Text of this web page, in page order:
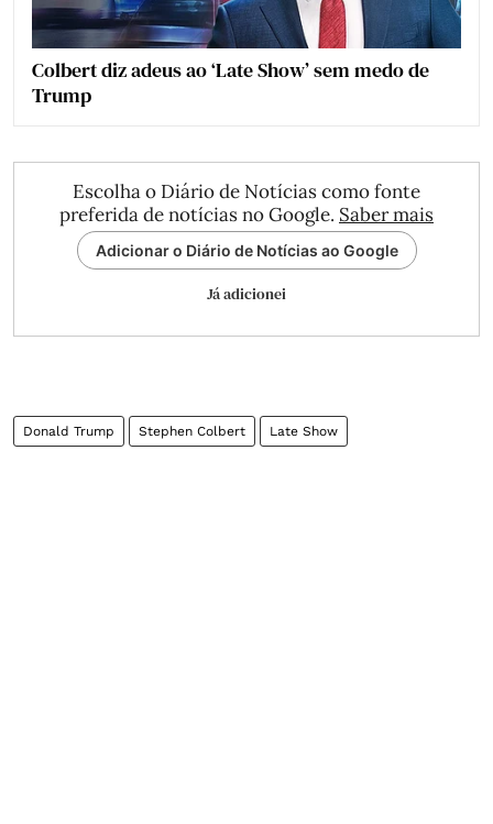
Colbert diz adeus ao ‘Late Show’ sem medo de
Trump
Escolha o Diário de Notícias como fonte
preferida de notícias no Google. Saber mais
Adicionar o Diário de Notícias ao Google
Já adicionei
Donald Trump Stephen Colbert Late Show